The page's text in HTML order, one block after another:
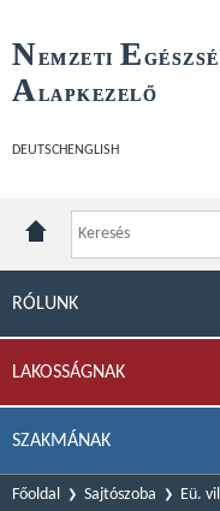
NEMZETI E
ALAPKEZELŐ
DEUTSCH ENGLISH
RÓLUNK
LAKOSSÁGNAK
SZAKMÁNAK
Főoldal Sajtószoba Eü.